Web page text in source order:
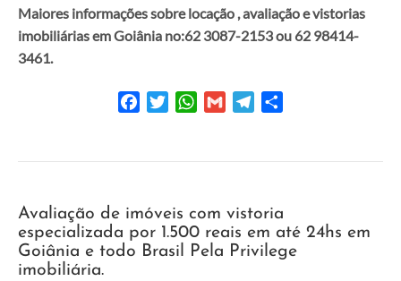
Maiores informações sobrelocação , avaliação e vistorias
imobiliárias em Goiânia no:62 3087-2153 ou 62 98414-
3461.
FacebookTwitterWhatsApp
Gmail Telegram
Avaliação de imóveis com vistoria
especializada por 1.500 reais em até 24hs em
Goiânia e todo Brasil Pela Privilege
imobiliária.